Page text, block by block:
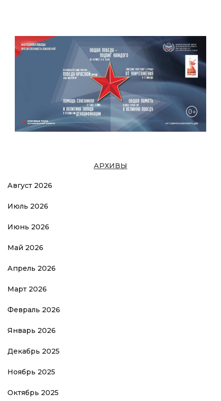
АРХИВЫ
Август 2026
Июль 2026
Июнь 2026
Май 2026
Апрель 2026
Март 2026
Февраль 2026
Январь 2026
Декабрь 2025
Ноябрь 2025
Октябрь 2025